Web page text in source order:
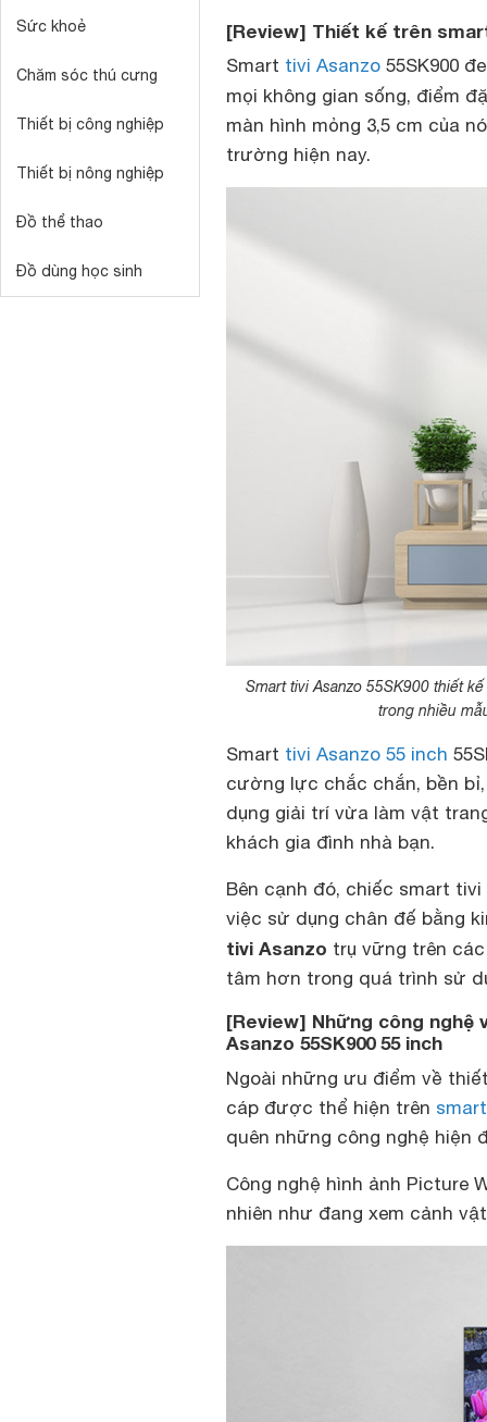
Sức khoẻ
Chăm sóc thú cưng
Thiết bị công nghiệp
Thiết bị nông nghiệp
Đồ thể thao
Đồ dùng học sinh
[Review] Thiết kế trên
Smart tivi Asanzo 55SK900
mọi không gian sống, điểm
màn hình mỏng 3,5 cm của
trường hiện nay.
Smart tivi Asanzo 55SK900 thiết
trong nhiều
Smart tivi Asanzo 55 inch
cường lực chắc chắn, bền
dụng giải trí vừa làm vật
khách gia đình nhà bạn.
Bên cạnh đó, chiếc smart
việc sử dụng chân đế bằng
tivi Asanzo trụ vững trên
tâm hơn trong quá trình sử
[Review] Những công
Asanzo 55SK900 55 inch
Ngoài những ưu điểm về
cáp được thể hiện trên
quên những công nghệ hiện
Công nghệ hình ảnh Picture
nhiên như đang xem cảnh